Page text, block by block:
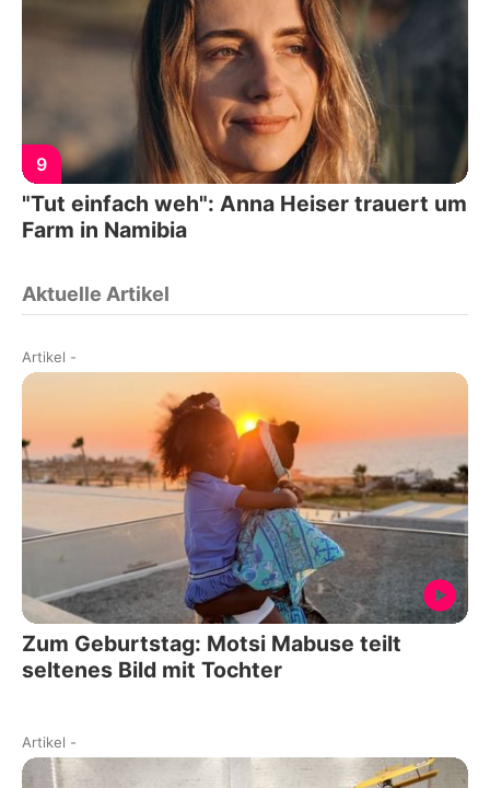
9
"Tut einfach weh": Anna Heiser trauert um
Farm in Namibia
Aktuelle Artikel
Artikel -
Zum Geburtstag: Motsi Mabuse teilt
seltenes Bild mit Tochter
Artikel -